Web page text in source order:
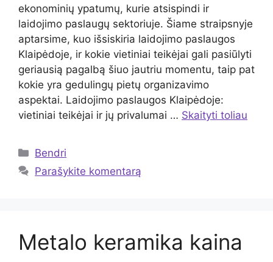
ekonominių ypatumų, kurie atsispindi ir
laidojimo paslaugų sektoriuje. Šiame straipsnyje
aptarsime, kuo išsiskiria laidojimo paslaugos
Klaipėdoje, ir kokie vietiniai teikėjai gali pasiūlyti
geriausią pagalbą šiuo jautriu momentu, taip pat
kokie yra gedulingų pietų organizavimo
aspektai. Laidojimo paslaugos Klaipėdoje:
vietiniai teikėjai ir jų privalumai … Skaityti toliau
Kategorijos
Bendri
Parašykite komentarą
Metalo keramika kaina